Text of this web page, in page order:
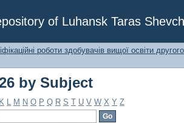
of Luhansk Taras
by Subject
роботи здобувачів вищої освіти
by Subject
K L M N O P Q R S T U V W X Y Z